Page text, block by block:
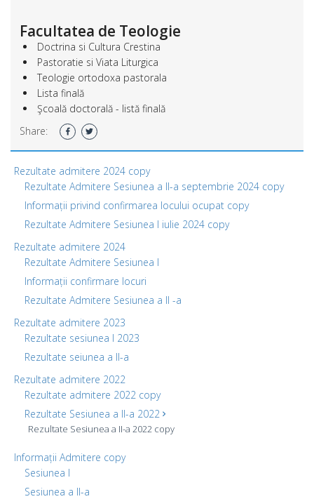
Facultatea de Teologie
Doctrina si Cultura Crestina
Pastoratie si Viata Liturgica
Teologie ortodoxa pastorala
Lista finală
Şcoală doctorală - listă finală
Share:
Rezultate admitere 2024 copy
Rezultate Admitere Sesiunea a II-a septembrie 2024 copy
Informații privind confirmarea locului ocupat copy
Rezultate Admitere Sesiunea I iulie 2024 copy
Rezultate admitere 2024
Rezultate Admitere Sesiunea I
Informații confirmare locuri
Rezultate Admitere Sesiunea a II -a
Rezultate admitere 2023
Rezultate sesiunea I 2023
Rezultate seiunea a II-a
Rezultate admitere 2022
Rezultate admitere 2022 copy
Rezultate Sesiunea a II-a 2022
Rezultate Sesiunea a II-a 2022 copy
Informații Admitere copy
Sesiunea I
Sesiunea a II-a